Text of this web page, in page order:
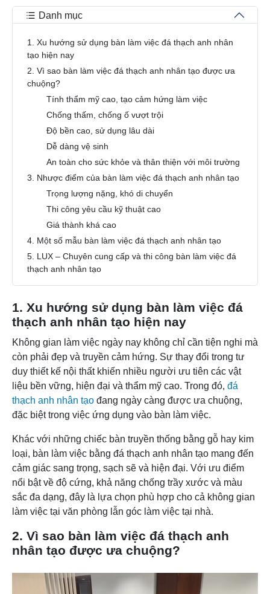
Danh mục
1. Xu hướng sử dụng bàn làm việc đá thạch anh nhân
tạo hiện nay
2. Vì sao bàn làm việc đá thạch anh nhân tạo được ưa
chuộng?
Tính thẩm mỹ cao, tạo cảm hứng làm việc
Chống thấm, chống ố vượt trội
Độ bền cao, sử dụng lâu dài
Dễ dàng vệ sinh
An toàn cho sức khỏe và thân thiện với môi trường
3. Nhược điểm của bàn làm việc đá thạch anh nhân tạo
Trọng lượng nặng, khó di chuyển
Thi công yêu cầu kỹ thuật cao
Giá thành khá cao
4. Một số mẫu bàn làm việc đá thạch anh nhân tạo
5. LUX – Chuyên cung cấp và thi công bàn làm việc đá
thạch anh nhân tạo
1. Xu hướng sử dụng bàn làm việc đá
thạch anh nhân tạo hiện nay
Không gian làm việc ngày nay không chỉ cần tiện nghi mà
còn phải đẹp và truyền cảm hứng. Sự thay đổi trong tư
duy thiết kế nội thất khiến nhiều người ưu tiên các vật
liệu bền vững, hiện đại và thẩm mỹ cao. Trong đó, đá
thạch anh nhân tạo đang ngày càng được ưa chuộng,
đặc biệt trong việc ứng dụng vào bàn làm việc.
Khác với những chiếc bàn truyền thống bằng gỗ hay kim
loại, bàn làm việc bằng đá thạch anh nhân tạo mang đến
cảm giác sang trọng, sạch sẽ và hiện đại. Với ưu điểm
nổi bật về độ cứng, khả năng chống trầy xước và màu
sắc đa dạng, đây là lựa chọn phù hợp cho cả không gian
làm việc tại văn phòng lẫn góc làm việc tại nhà.
2. Vì sao bàn làm việc đá thạch anh
nhân tạo được ưa chuộng?